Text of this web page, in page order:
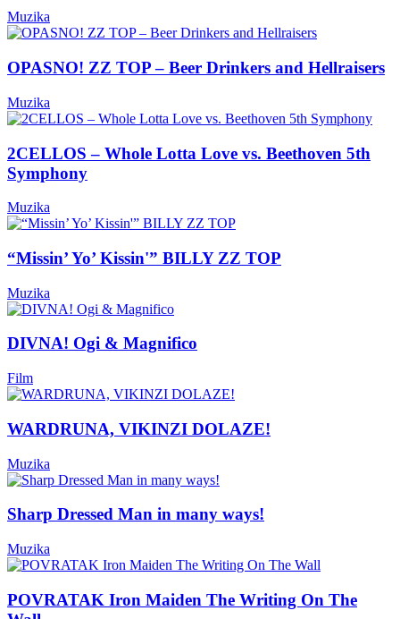
Muzika
OPASNO! ZZ TOP – Beer Drinkers and Hellraisers
Muzika
2CELLOS – Whole Lotta Love vs. Beethoven 5th
Symphony
Muzika
“Missin’ Yo’ Kissin'” BILLY ZZ TOP
Muzika
DIVNA! Ogi & Magnifico
Film
WARDRUNA, VIKINZI DOLAZE!
Muzika
Sharp Dressed Man in many ways!
Muzika
POVRATAK Iron Maiden The Writing On The